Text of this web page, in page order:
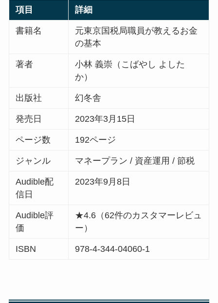
項目 詳細
書籍名
元東京国税局職員が教えるお金
の基本
著者
小林 義崇（こばやし よした
か）
出版社 幻冬舎
発売日 2023年3月15日
ページ数 192ページ
ジャンル マネープラン / 資産運用 / 節税
Audible配
信日
2023年9月8日
Audible評
価
★4.6（62件のカスタマーレビュ
ー）
ISBN 978-4-344-04060-1